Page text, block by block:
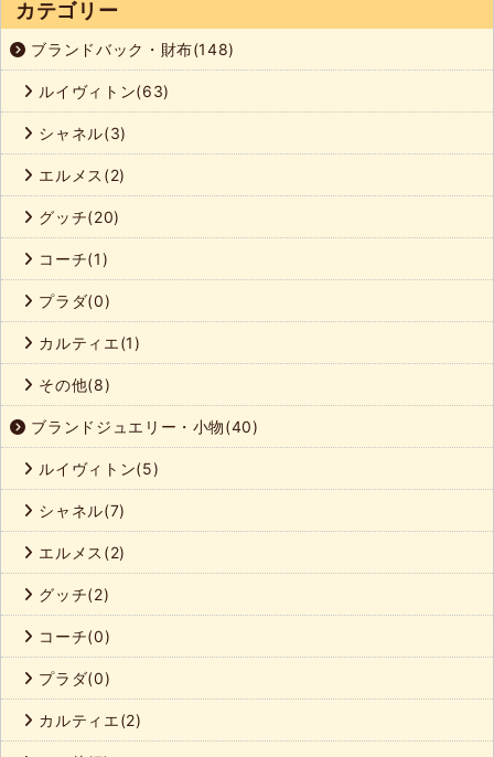
カテゴリー
ブランドバック・財布(148)
ルイヴィトン(63)
シャネル(3)
エルメス(2)
グッチ(20)
コーチ(1)
プラダ(0)
カルティエ(1)
その他(8)
ブランドジュエリー・小物(40)
ルイヴィトン(5)
シャネル(7)
エルメス(2)
グッチ(2)
コーチ(0)
プラダ(0)
カルティエ(2)